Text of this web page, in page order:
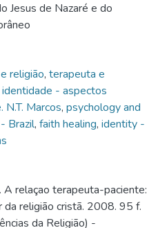
Jesus de Nazaré e do
religião, terapeuta e
identidade - aspectos
N.T. Marcos, psychology and
Brazil, faith healing, identity -
A relaçao terapeuta-paciente:
da religião cristã. 2008. 95 f.
da Religião) -